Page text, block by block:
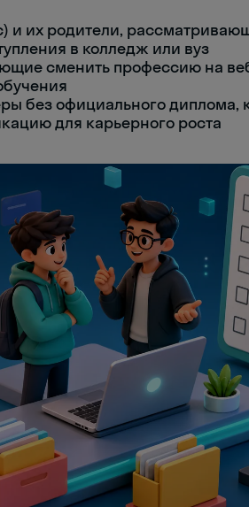
и их родители,
в колледж или вуз
сменить профессию на
без официального диплома,
для карьерного роста